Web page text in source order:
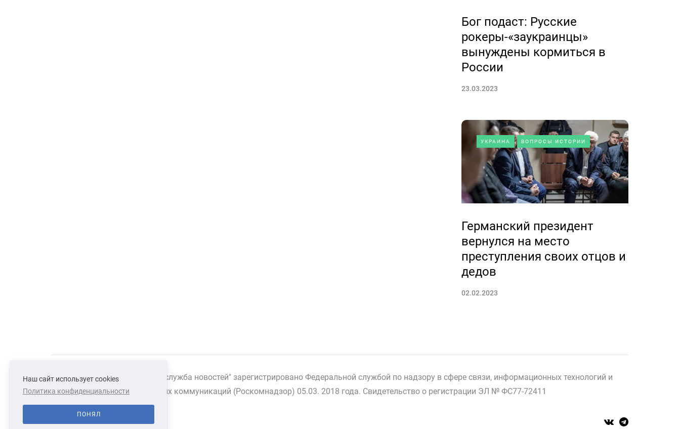
Бог подаст: Русские
рокеры-«заукраинцы»
вынуждены кормиться в
России
23.03.2023
УКРАИНА ВОПРОСЫ ИСТОРИИ
Германский президент
вернулся на место
преступления своих отцов и
дедов
02.02.2023
Сетевое издание "Южная служба новостей" зарегистрировано Федеральной службой по надзору в сфере связи, информационных технологий и
массовых коммуникаций (Роскомнадзор) 05.03. 2018 года. Свидетельство о регистрации ЭЛ № ФС77-72411
Наш сайт использует cookies
Политика конфиденциальности
ПОНЯЛ